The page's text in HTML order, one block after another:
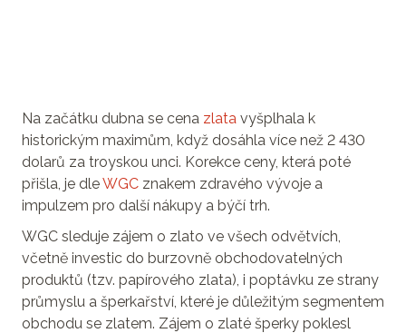
Na začátku dubna se cena zlata vyšplhala k
historickým maximům, když dosáhla více než 2 430
dolarů za troyskou unci. Korekce ceny, která poté
přišla, je dleWGC znakem zdravého vývoje a
impulzem pro další nákupy a býčí trh.
WGC sleduje zájem o zlato ve všech odvětvích,
včetně investic do burzovně obchodovatelných
produktů (tzv. papírového zlata), i poptávku ze strany
průmyslu a šperkařství, které je důležitým segmentem
obchodu se zlatem. Zájem o zlaté šperky poklesl